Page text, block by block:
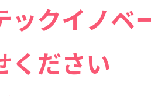
ックイノベ
ください